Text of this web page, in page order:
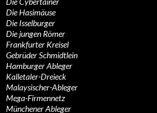
Die Hasimäuse
Die Isselburger
Die jungen Römer
Frankfurter Kreisel
Gebrüder Schmidtlein
Hamburger Ableger
Kalletaler-Dreieck
Malaysischer-Ableger
Mega-Firmennetz
Münchener Ableger